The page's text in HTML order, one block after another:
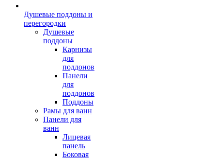
Душевые поддоны и
перегородки
Душевые
поддоны
Карнизы
для
поддонов
Панели
для
поддонов
Поддоны
Рамы для ванн
Панели для
ванн
Лицевая
панель
Боковая